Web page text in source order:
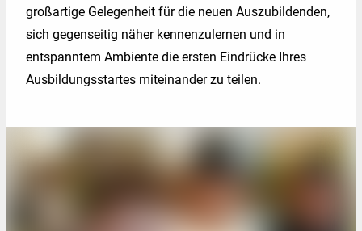
großartige Gelegenheit für die neuen Auszubildenden,
sich gegenseitig näher kennenzulernen und in
entspanntem Ambiente die ersten Eindrücke Ihres
Ausbildungsstartes miteinander zu teilen.